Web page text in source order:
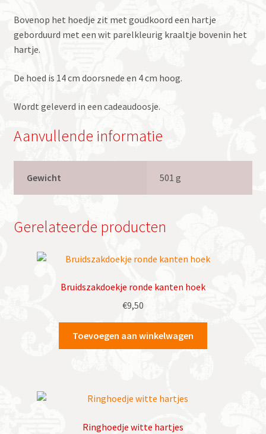
Bovenop het hoedje zit met goudkoord een hartje
geborduurd met een wit parelkleurig kraaltje bovenin het
hartje.
De hoed is 14 cm doorsnede en 4 cm hoog.
Wordt geleverd in een cadeaudoosje.
Aanvullende informatie
Gewicht 501 g
Gerelateerde producten
Bruidszakdoekje ronde kanten hoek
€9,50
Toevoegen aan winkelwagen
Ringhoedje witte hartjes